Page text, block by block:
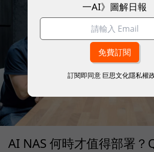
AI NAS 何時才值得部署？
一AI》圖解日報
訂閱即同意 巨思文化隱私權